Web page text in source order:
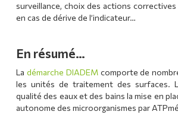
surveillance, choix des actions
en cas de dérive de l’indicateur…
En résumé…
La démarche DIADEMcomporte de
les unités de traitement des surfaces.
qualité des eaux et des bains la mise en
autonome des microorganismes par